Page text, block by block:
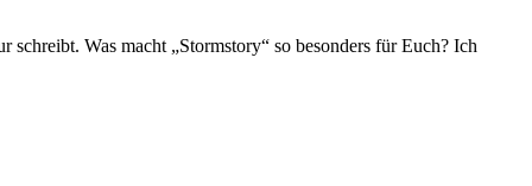
Was macht „Stormstory“ so besonders für Euch? Ich